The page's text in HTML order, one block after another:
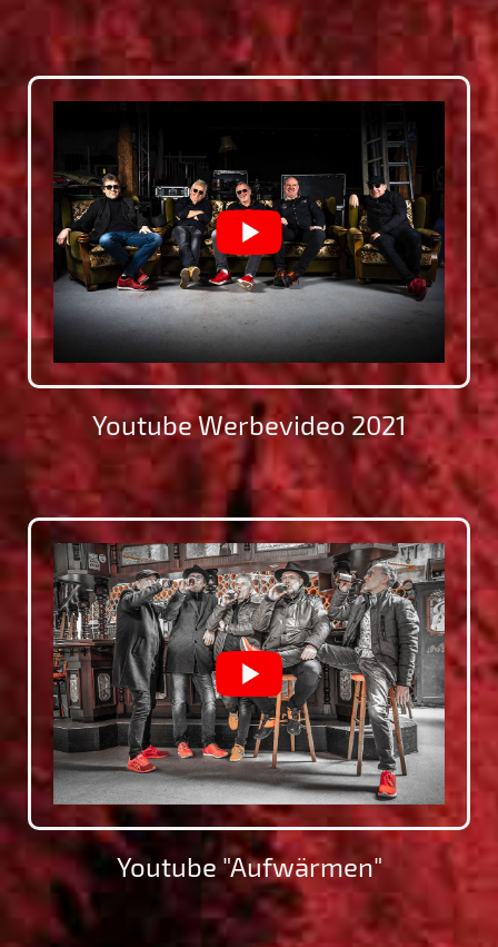
Youtube Werbevideo 2021
Youtube "Aufwärmen"